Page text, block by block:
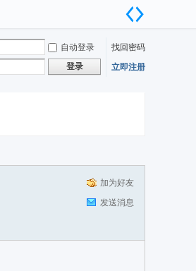
自动登录
找回密码
登录 立即注册
加为好友
发送消息